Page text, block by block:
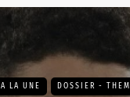
A LA UNE DOSSIER -